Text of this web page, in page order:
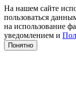
На нашем сайте
пользоваться
на использование
уведомлением и
Понятно